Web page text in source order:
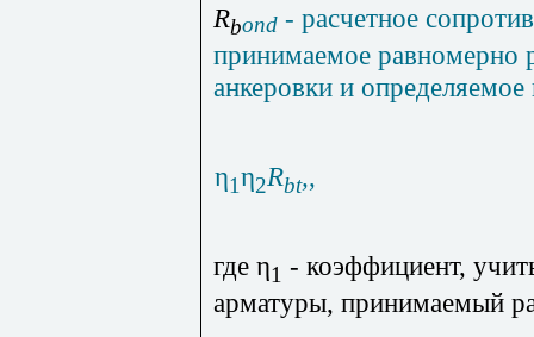
Rbond - расчетное
принимаемое равномерно
анкеровки и
η1η2Rbt,,
где η1 - коэффициент,
арматуры, принимаемый